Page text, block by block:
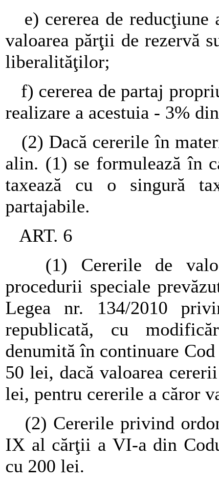
e) cererea de
valoarea părţii de rezervă
liberalităţilor;
f) cererea de partaj
realizare a acestuia - 3%
(2) Dacă cererile în
alin. (1) se formulează în
taxează cu o singură
partajabile.
ART. 6
(1) Cererile de
procedurii speciale
Legea nr. 134/2010
republicată, cu
denumită în continuare
50 lei, dacă valoarea
lei, pentru cererile a căror
(2) Cererile privind
IX al cărţii a VI-a din
cu 200 lei.